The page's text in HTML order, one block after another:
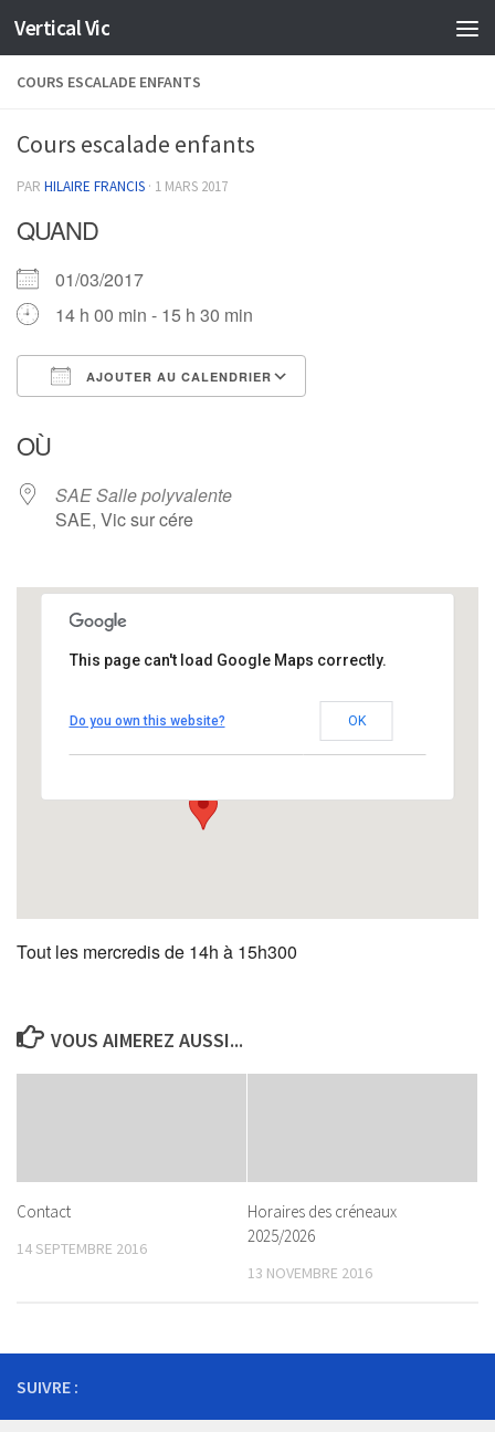
Skip to content
Vertical Vic
COURS ESCALADE ENFANTS
Cours escalade enfants
PAR HILAIRE FRANCIS · 1 MARS 2017
QUAND
01/03/2017
14 h 00 min - 15 h 30 min
AJOUTER AU CALENDRIER
OÙ
SAE Salle polyvalente
SAE, Vic sur cére
Évènements
This page can't load Google Maps correctly.
Do you own this website? OK
Tout les mercredis de 14h à 15h300
VOUS AIMEREZ AUSSI...
Contact
14 SEPTEMBRE 2016
Horaires des créneaux
2025/2026
13 NOVEMBRE 2016
SUIVRE :